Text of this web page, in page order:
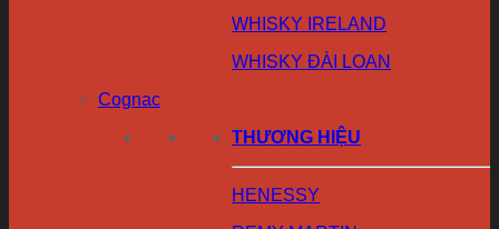
WHISKY IRELAND
WHISKY ĐÀI LOAN
Cognac
THƯƠNG HIỆU
HENESSY